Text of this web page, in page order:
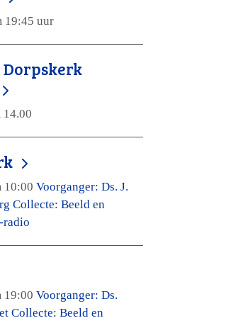
19:45 uur
14.00
10:00 Voorganger: Ds. J.
Collecte: Beeld en
radio
19:00 Voorganger: Ds.
Collecte: Beeld en